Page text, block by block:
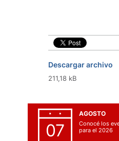
Descargar archivo
211,18 kB
07
AGOSTO
Conocé los
para el 2026